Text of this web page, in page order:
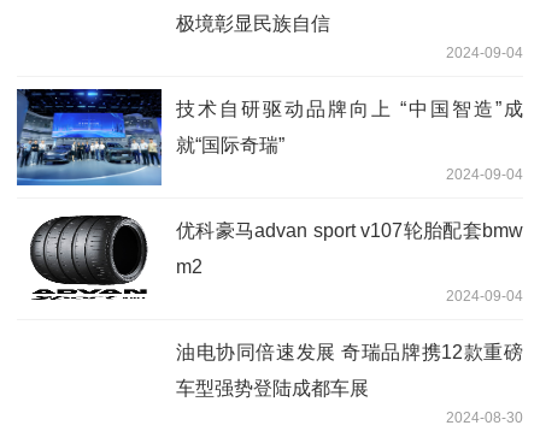
极境彰显民族自信
2024-09-04
技术自研驱动品牌向上 “中国智造”成
就“国际奇瑞”
2024-09-04
优科豪马advan sport v107轮胎配套bmw
m2
2024-09-04
油电协同倍速发展 奇瑞品牌携12款重磅
车型强势登陆成都车展
2024-08-30